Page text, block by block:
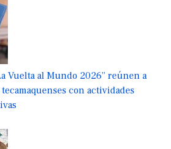
Vuelta al Mundo 2026” reúnen a
con actividades